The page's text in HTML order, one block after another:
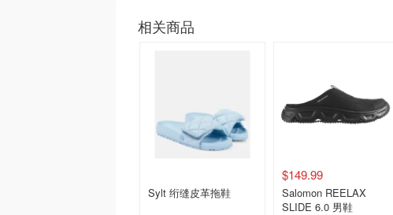
相关商品
Sylt 绗缝皮革拖鞋
$149.99
Salomon REELAX
SLIDE 6.0 男鞋